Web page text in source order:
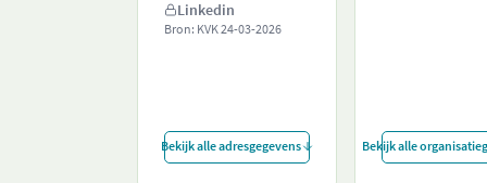
Linkedin
Bron: KVK24-03-2026
Bekijk alle adresgegevens Bekijk alle